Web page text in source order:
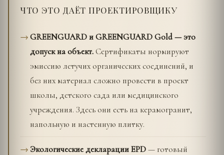
ЧТО ЭТО ДАЁТ ПРОЕКТИРОВЩИКУ
GREENGUARD и GREENGUARD Gold — это
допуск на объект.Сертификаты нормируют
эмиссию летучих органических соединений, и
без них материал сложно провести в проект
школы, детского сада или медицинского
учреждения. Здесь они есть на керамогранит,
напольную и настенную плитку.
Экологические декларации EPD— готовый